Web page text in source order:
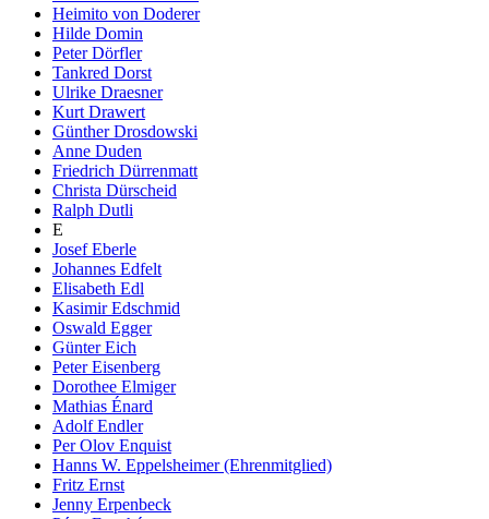
Heimito von Doderer
Hilde Domin
Peter Dörfler
Tankred Dorst
Ulrike Draesner
Kurt Drawert
Günther Drosdowski
Anne Duden
Friedrich Dürrenmatt
Christa Dürscheid
Ralph Dutli
E
Josef Eberle
Johannes Edfelt
Elisabeth Edl
Kasimir Edschmid
Oswald Egger
Günter Eich
Peter Eisenberg
Dorothee Elmiger
Mathias Énard
Adolf Endler
Per Olov Enquist
Hanns W. Eppelsheimer (Ehrenmitglied)
Fritz Ernst
Jenny Erpenbeck